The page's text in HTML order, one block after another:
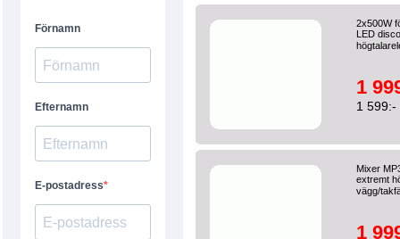
2x500W
LED
1
1 599:-
Mixer
extremt
vägg/
1